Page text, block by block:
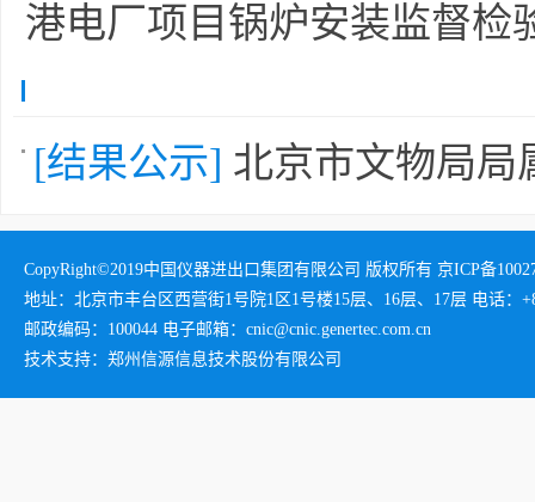
港电厂项目锅炉安装监督检
[结果公示] 北京市文物局局
CopyRight©2019中国仪器进出口集团有限公司 版权所有 京ICP备
地址：北京市丰台区西营街1号院1区1号楼15层、16层、17层 电话：
邮政编码：100044 电子邮箱：cnic@cnic.genertec.com.cn
技术支持：郑州信源信息技术股份有限公司